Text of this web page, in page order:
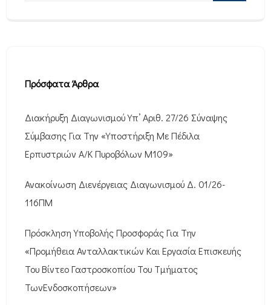
Πρόσφατα Άρθρα
Διακήρυξη Διαγωνισμού Υπ’ Αριθ. 27/26 Σύναψης
Σύμβασης Για Την «Υποστήριξη Με Πέδιλα
Ερπυστριών Α/Κ Πυροβόλων M109»
Ανακοίνωση Διενέργειας Διαγωνισμού Δ. 01/26-
116ΠΜ
Πρόσκληση Υποβολής Προσφοράς Για Την
«Προμήθεια Ανταλλακτικών Και Εργασία Επισκευής
Του Βίντεο Γαστροσκοπίου Του Τμήματος
ΤωνΕνδοσκοπήσεων»